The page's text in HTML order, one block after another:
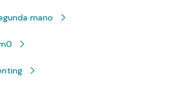
mano